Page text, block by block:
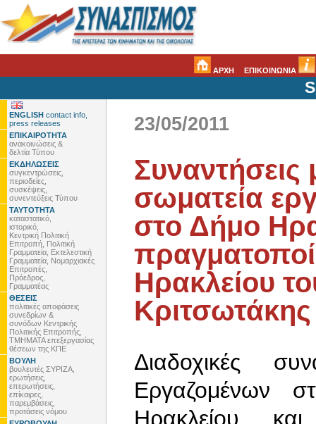
ΑΡΧΗ ΕΠΙΚΟΙΝΩΝΙΑ
ENGLISH contact info,
press releases
ΕΠΙΚΑΙΡΟΤΗΤΑ
ανακοινώσεις &
δελτία Τύπου
ΕΚΔΗΛΩΣΕΙΣ
συγκεντρώσεις,
περιοδείες,
συσκέψεις,
συνεντεύξεις Τύπου
ΤΑΥΤΟΤΗΤΑ
καταστατικό,
ιστορικό,
Κεντρική Πολιτική
Επιτροπή, Πολιτική
Γραμματεία, Εκτελεστική
Γραμματεία, Νομαρχιακές
Επιτροπές,
Πρόεδρος,
Γραμματέας
ΘΕΣΕΙΣ
πολιτικές αποφάσεις
συνεδρίων &
συνόδων Κεντρικής
Πολιτικής Επιτροπής,
ΤΜΗΜΑΤΑ επεξεργασίας
θέσεων της ΚΠΕ
ΒΟΥΛΗ
βουλευτές ΣΥΡΙΖΑ,
ερωτήσεις,
επερωτήσεις,
επίκαιρες,
παρεμβάσεις,
προτάσεις νόμου
23/05/2011
Συναντήσεις
σωματεία
στο Δήμο
Ηρακλείου
Κριτσωτάκης
Διαδοχικές
Εργαζομένων
Ηρακλείου